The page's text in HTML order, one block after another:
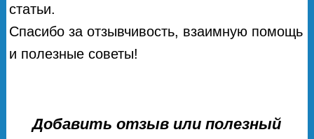
статьи.
Спасибо за отзывчивость, взаимную помощь
и полезные советы!
Добавить отзыв или полезный